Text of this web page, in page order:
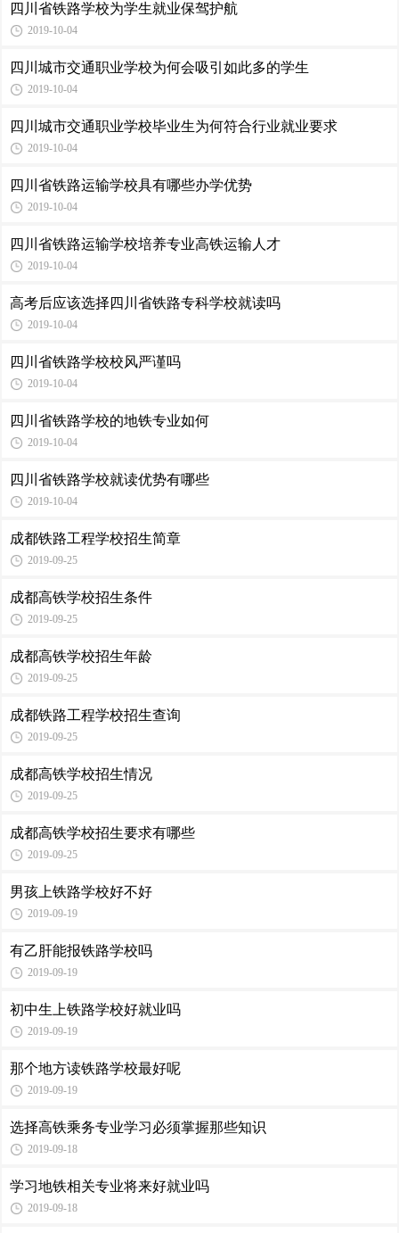
四川省铁路学校为学生就业保驾护航
2019-10-04
四川城市交通职业学校为何会吸引如此多的学生
2019-10-04
四川城市交通职业学校毕业生为何符合行业就业要求
2019-10-04
四川省铁路运输学校具有哪些办学优势
2019-10-04
四川省铁路运输学校培养专业高铁运输人才
2019-10-04
高考后应该选择四川省铁路专科学校就读吗
2019-10-04
四川省铁路学校校风严谨吗
2019-10-04
四川省铁路学校的地铁专业如何
2019-10-04
四川省铁路学校就读优势有哪些
2019-10-04
成都铁路工程学校招生简章
2019-09-25
成都高铁学校招生条件
2019-09-25
成都高铁学校招生年龄
2019-09-25
成都铁路工程学校招生查询
2019-09-25
成都高铁学校招生情况
2019-09-25
成都高铁学校招生要求有哪些
2019-09-25
男孩上铁路学校好不好
2019-09-19
有乙肝能报铁路学校吗
2019-09-19
初中生上铁路学校好就业吗
2019-09-19
那个地方读铁路学校最好呢
2019-09-19
选择高铁乘务专业学习必须掌握那些知识
2019-09-18
学习地铁相关专业将来好就业吗
2019-09-18